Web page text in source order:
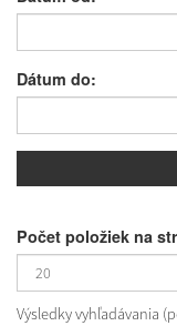
Dátum do:
Počet položiek na
Výsledky vyhľadávania